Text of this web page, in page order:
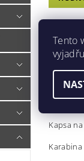
Držadlo
Kapsa
Tento